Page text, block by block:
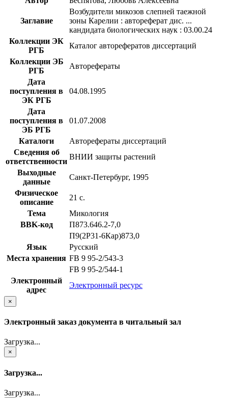
Заглавие
Возбудители микозов слепней таежной
зоны Карелии : автореферат дис. ...
кандидата биологических наук : 03.00.24
Коллекции ЭК
РГБ
Каталог авторефератов диссертаций
Коллекции ЭБ
РГБ
Авторефераты
Дата
поступления в
ЭК РГБ
04.08.1995
Дата
поступления в
ЭБ РГБ
01.07.2008
Каталоги
Авторефераты диссертаций
Сведения об
ответственности
ВНИИ защиты растений
Выходные
данные
Санкт-Петербург, 1995
Физическое
описание
21 с.
Тема
Микология
BBK-код
П873.646.2-7,0
П9(2Р31-6Кар)873,0
Язык
Русский
Места хранения FB 9 95-2/543-3
FB 9 95-2/544-1
Электронный
адрес
Электронный ресурс
×
Электронный заказ документа в читальный зал
Загрузка...
×
Загрузка...
Загрузка...